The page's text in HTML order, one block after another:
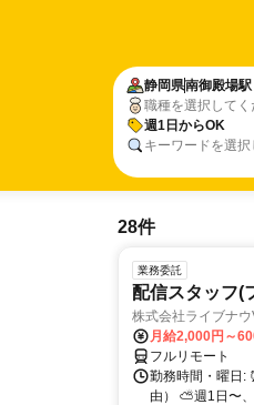
静岡県南御殿場駅
職種を選択してく
週1日からOK
キーワードを選
28件
業務委託
配信スタッフ(
株式会社ライブナウ
月給2,000円～
フルリモート
勤務時間・曜日:
由） ⛅週1日〜